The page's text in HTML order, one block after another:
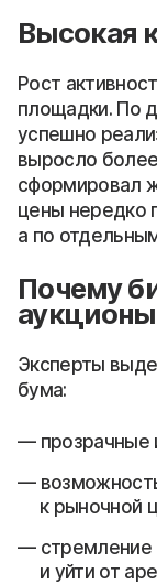
Высокая
Рост
площадки. По
успешно
выросло
сформировал
цены нередко
а по
Почему
аукционы
Эксперты
бума:
прозрачные
к рыночной
стремление
и уйти от